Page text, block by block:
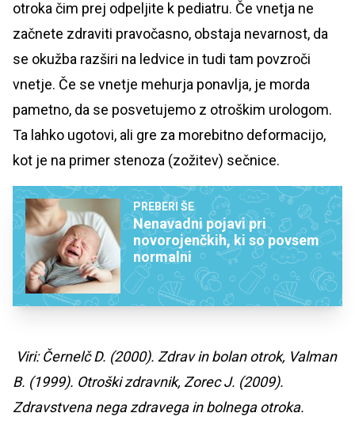
otroka čim prej odpeljite k pediatru. Če vnetja ne
začnete zdraviti pravočasno, obstaja nevarnost, da
se okužba razširi na ledvice in tudi tam povzroči
vnetje. Če se vnetje mehurja ponavlja, je morda
pametno, da se posvetujemo z otroškim urologom.
Ta lahko ugotovi, ali gre za morebitno deformacijo,
kot je na primer stenoza (zožitev) sečnice.
PREBERI ŠE
Nenavadni pojavi pri
novorojenčkih, ki so povsem
normalni
Viri: Černelč D. (2000). Zdrav in bolan otrok, Valman
B. (1999). Otroški zdravnik, Zorec J. (2009).
Zdravstvena nega zdravega in bolnega otroka.